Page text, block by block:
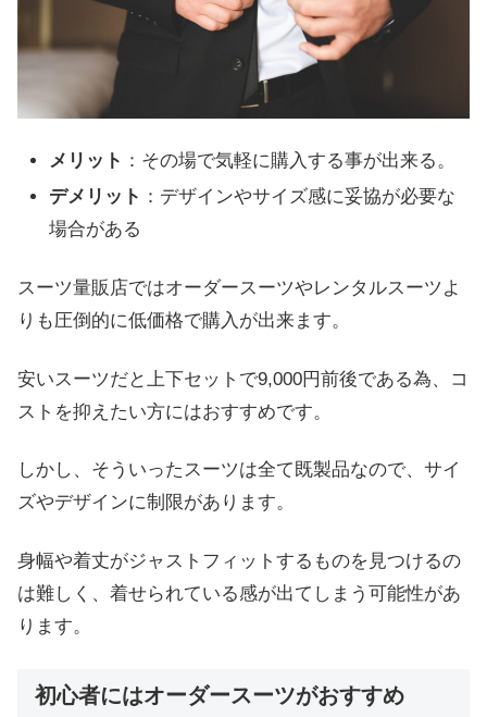
メリット ：その場で気軽に購入する事が出来る。
デメリット ：デザインやサイズ感に妥協が必要な
場合がある
スーツ量販店ではオーダースーツやレンタルスーツよ
りも圧倒的に低価格で購入が出来ます。
安いスーツだと上下セットで9,000円前後である為、コ
ストを抑えたい方にはおすすめです。
しかし、そういったスーツは全て既製品なので、サイ
ズやデザインに制限があります。
身幅や着丈がジャストフィットするものを見つけるの
は難しく、着せられている感が出てしまう可能性があ
ります。
初心者にはオーダースーツがおすすめ